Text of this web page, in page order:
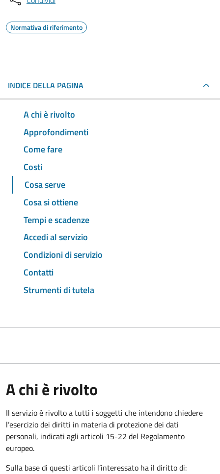
Normativa di riferimento
INDICE DELLA PAGINA
A chi è rivolto
Approfondimenti
Come fare
Costi
Cosa serve
Cosa si ottiene
Tempi e scadenze
Accedi al servizio
Condizioni di servizio
Contatti
Strumenti di tutela
A chi è rivolto
Il servizio è rivolto a tutti i soggetti che intendono chiedere
l’esercizio dei diritti in materia di protezione dei dati
personali, indicati agli articoli 15-22 del Regolamento
europeo.
Sulla base di questi articoli l’interessato ha il diritto di: